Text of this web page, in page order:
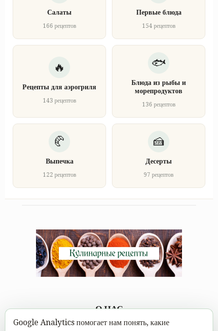
Салаты
166 рецептов
Первые блюда
154 рецептов
Рецепты для аэрогриля
143 рецептов
Блюда из рыбы и
морепродуктов
136 рецептов
Выпечка
122 рецептов
Десерты
97 рецептов
О НАС
Google Analytics помогает нам понять, какие